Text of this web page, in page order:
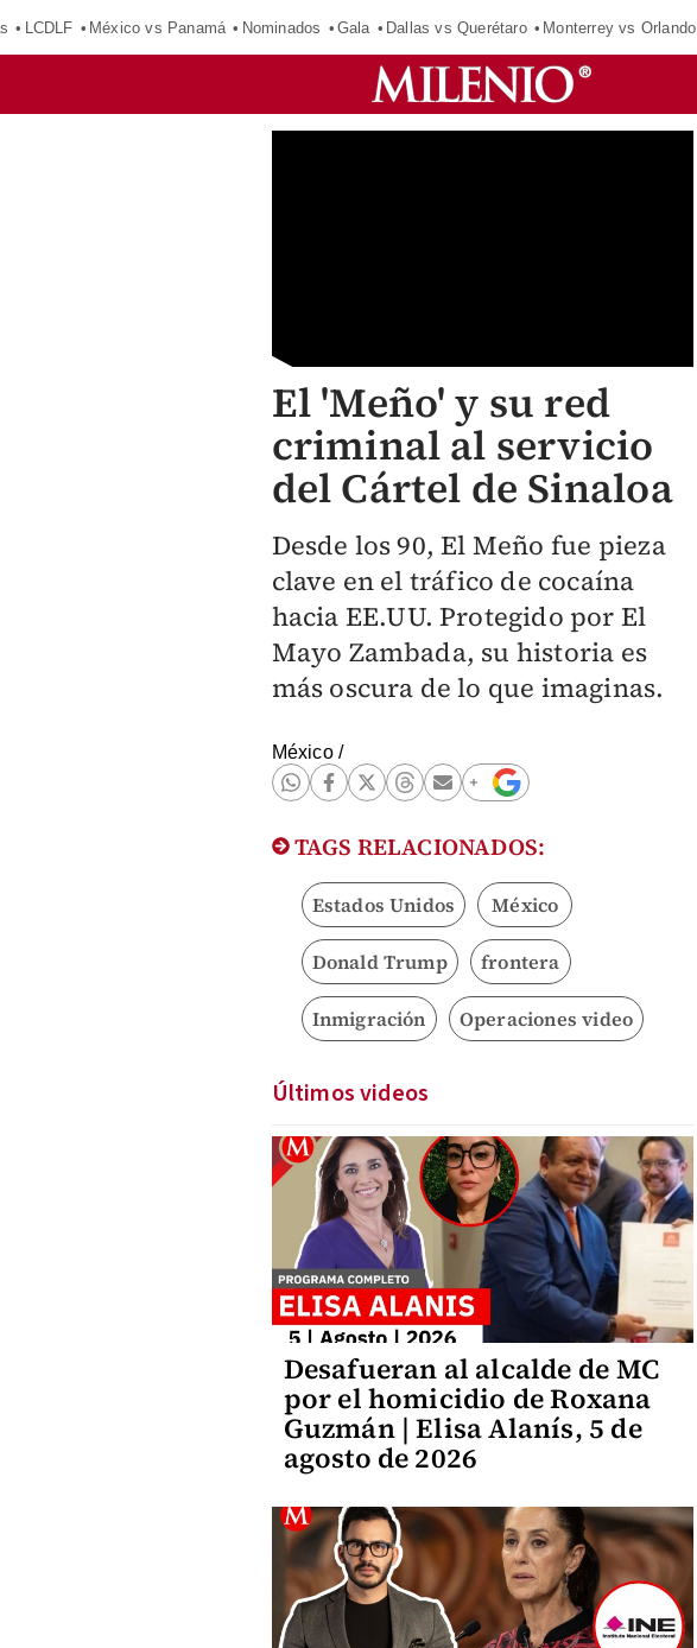
LCDLF México vs Panamá Nominados Gala Dallas vs Querétaro Monterrey vs Orlando
El 'Meño' y su red
criminal al servicio
del Cártel de Sinaloa
Desde los 90, El Meño fue pieza
clave en el tráfico de cocaína
hacia EE.UU. Protegido por El
Mayo Zambada, su historia es
más oscura de lo que imaginas.
México/
TAGS RELACIONADOS:
Estados Unidos México
Donald Trump frontera
Inmigración Operaciones video
Últimos videos
Desafueran al alcalde de MC
por el homicidio de Roxana
Guzmán | Elisa Alanís, 5 de
agosto de 2026